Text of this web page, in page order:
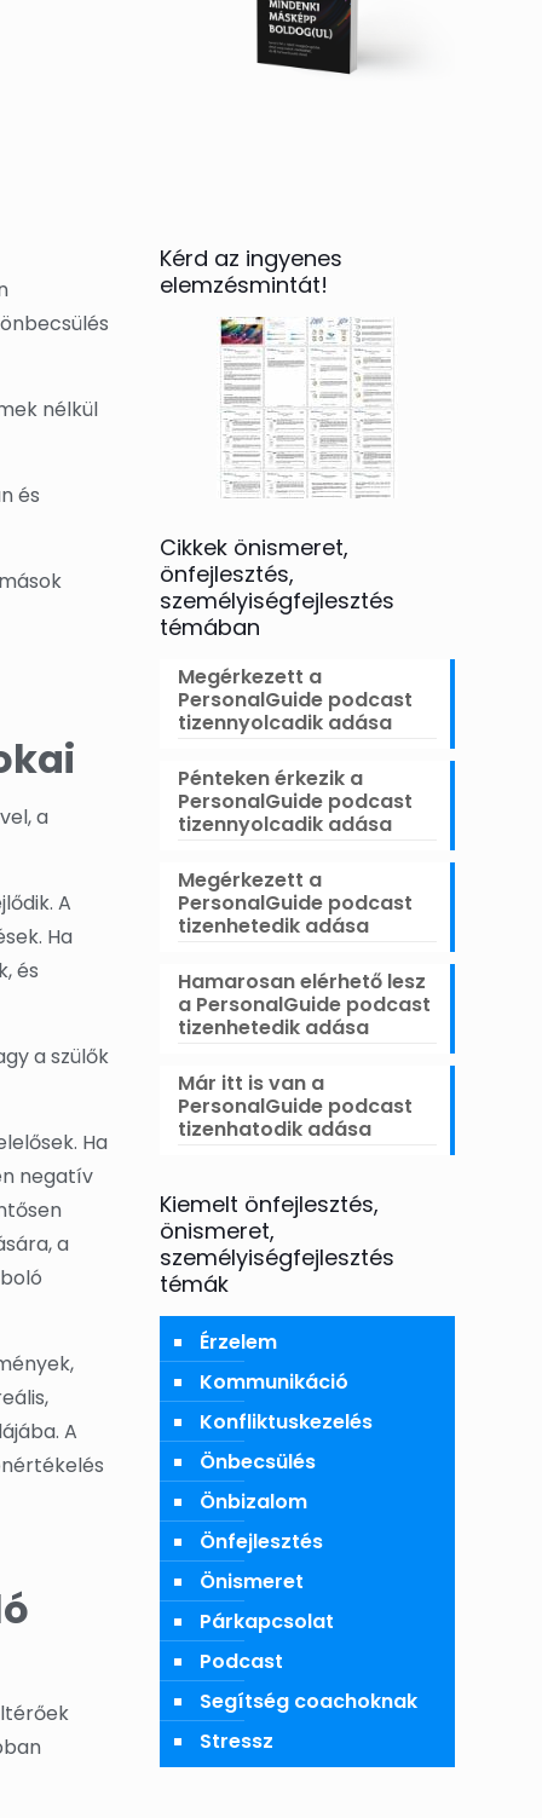
nélkül
és
a
A
Ha
és
a szülők
Ha
negatív
a
A
Kérd az ingyenes
elemzésmintát!
Cikkek önismeret,
önfejlesztés,
személyiségfejlesztés
témában
Megérkezett a
PersonalGuide podcast
tizennyolcadik adása
Pénteken érkezik a
PersonalGuide podcast
tizennyolcadik adása
Megérkezett a
PersonalGuide podcast
tizenhetedik adása
Hamarosan elérhető lesz
a PersonalGuide podcast
tizenhetedik adása
Már itt is van a
PersonalGuide podcast
tizenhatodik adása
Kiemelt önfejlesztés,
önismeret,
személyiségfejlesztés
témák
Érzelem
Kommunikáció
Konfliktuskezelés
Önbecsülés
Önbizalom
Önfejlesztés
Önismeret
Párkapcsolat
Podcast
Segítség coachoknak
Stressz